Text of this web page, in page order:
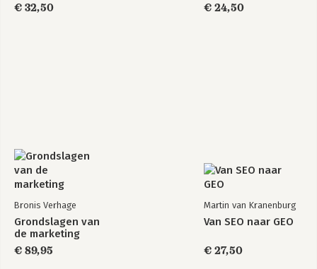
€ 32,50
€ 24,50
Bronis Verhage
Grondslagen van
de marketing
€ 89,95
Martin van Kranenburg
Van SEO naar GEO
€ 27,50